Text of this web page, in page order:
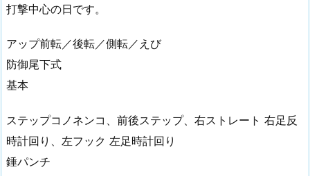
打撃中心の日です。
アップ前転／後転／側転／えび
防御尾下式
基本
ステップコノネンコ、前後ステップ、右ストレート 右足反
時計回り、左フック 左足時計回り
錘パンチ